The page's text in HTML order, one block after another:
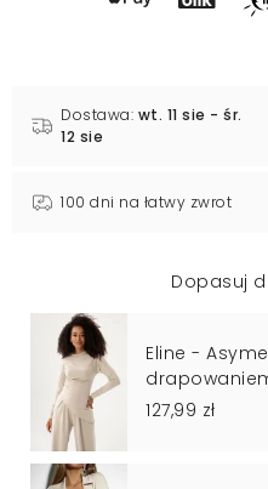
Dostawa: wt. 11 sie - śr.
12 sie
100 dni na łatwy zwrot
Dopasuj
Eline -
127,99 zł